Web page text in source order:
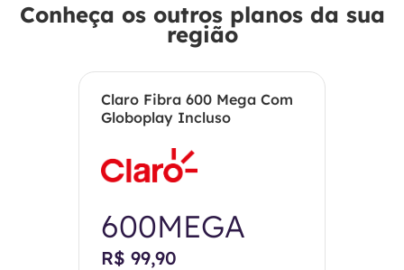
Conheça os outros planos da sua
região
Claro Fibra 600 Mega Com
Globoplay Incluso
600MEGA
R$ 99,90